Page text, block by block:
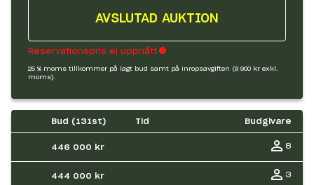
AVSLUTAD AUKTION
Reservationspris ej uppnått
25 % moms tillkommer på lagt bud samt på inropsavgiften (9 900 kr exkl.
moms).
Bud (131st) Tid Budgivare
446 000 kr 8
444 000 kr 3